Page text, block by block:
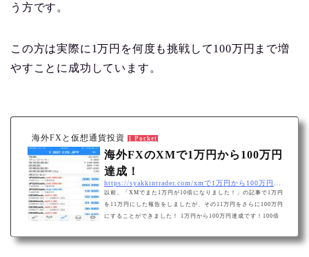
う方です。
この方は実際に1万円を何度も挑戦して100万円まで増
やすことに成功しています。
海外FXと仮想通貨投資 1 Pocket
海外FXのXMで1万円から100万円
達成！
以前、「XMでまた1万円が10倍になりました！」の記事で1万円
を11万円にした報告をしましたが、その11万円をさらに100万円
にすることができました！ 1万円から100万円達成です！100倍